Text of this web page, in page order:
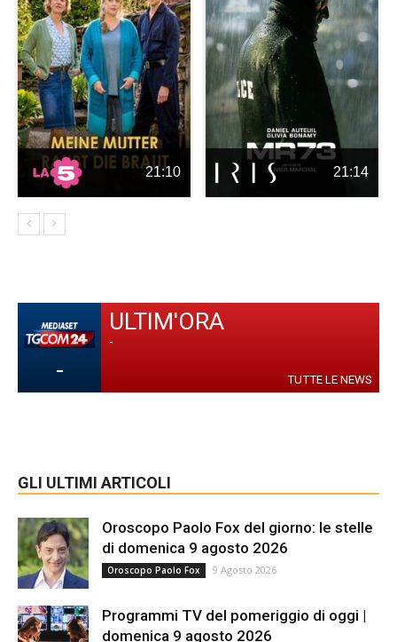
21:10 21:14
-
ULTIM'ORA
-
TUTTE LE NEWS
GLI ULTIMI ARTICOLI
Oroscopo Paolo Fox del giorno: le stelle
di domenica 9 agosto 2026
Oroscopo Paolo Fox 9 Agosto 2026
Programmi TV del pomeriggio di oggi |
domenica 9 agosto 2026